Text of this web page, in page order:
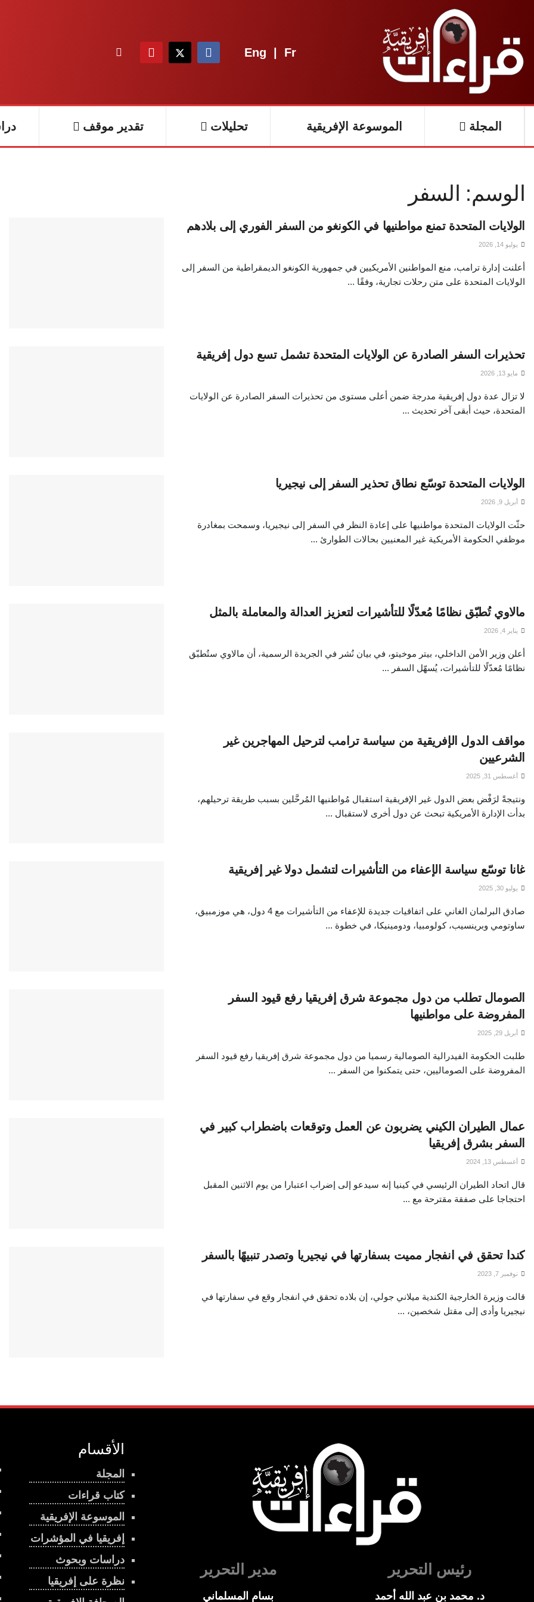
Eng | Fr
المجلة الموسوعة الإفريقية تحليلات تقدير موقف
الوسم: السفر
الولايات المتحدة تمنع مواطنيها في الكونغو من السفر الفوري إلى بلادهم
يوليو 14, 2026
أعلنت إدارة ترامب، منع المواطنين الأمريكيين في جمهورية الكونغو الديمقراطية من السفر إلى
الولايات المتحدة على متن رحلات تجارية، وفقًا ...
تحذيرات السفر الصادرة عن الولايات المتحدة تشمل تسع دول إفريقية
مايو 13, 2026
لا تزال عدة دول إفريقية مدرجة ضمن أعلى مستوى من تحذيرات السفر الصادرة عن الولايات
المتحدة، حيث أبقى آخر تحديث ...
الولايات المتحدة توسّع نطاق تحذير السفر إلى نيجيريا
أبريل 9, 2026
حثّت الولايات المتحدة مواطنيها على إعادة النظر في السفر إلى نيجيريا، وسمحت بمغادرة
موظفي الحكومة الأمريكية غير المعنيين بحالات الطوارئ ...
مالاوي تُطبّق نظامًا مُعدّلًا للتأشيرات لتعزيز العدالة والمعاملة بالمثل
يناير 4, 2026
أعلن وزير الأمن الداخلي، بيتر موخيتو، في بيان نُشر في الجريدة الرسمية، أن مالاوي ستُطبّق
نظامًا مُعدّلًا للتأشيرات، يُسهّل السفر ...
مواقف الدول الإفريقية من سياسة ترامب لترحيل المهاجرين غير
الشرعيين
أغسطس 31, 2025
ونتيجةً لرَفْض بعض الدول غير الإفريقية استقبال مُواطنيها المُرحَّلين بسبب طريقة ترحيلهم،
بدأت الإدارة الأمريكية تبحث عن دول أخرى لاستقبال ...
غانا توسّع سياسة الإعفاء من التأشيرات لتشمل دولا غير إفريقية
يوليو 30, 2025
صادق البرلمان الغاني على اتفاقيات جديدة للإعفاء من التأشيرات مع 4 دول، هي موزمبيق،
ساوتومي وبرينسيب، كولومبيا، ودومينيكا، في خطوة ...
الصومال تطلب من دول مجموعة شرق إفريقيا رفع قيود السفر
المفروضة على مواطنيها
أبريل 29, 2025
طلبت الحكومة الفيدرالية الصومالية رسميا من دول مجموعة شرق إفريقيا رفع قيود السفر
المفروضة على الصوماليين، حتى يتمكنوا من السفر ...
عمال الطيران الكيني يضربون عن العمل وتوقعات باضطراب كبير في
السفر بشرق إفريقيا
أغسطس 13, 2024
قال اتحاد الطيران الرئيسي في كينيا إنه سيدعو إلى إضراب اعتبارا من يوم الاثنين المقبل
احتجاجا على صفقة مقترحة مع ...
كندا تحقق في انفجار مميت بسفارتها في نيجيريا وتصدر تنبيهًا بالسفر
نوفمبر 7, 2023
قالت وزيرة الخارجية الكندية ميلاني جولي، إن بلاده تحقق في انفجار وقع في سفارتها في
نيجيريا وأدى إلى مقتل شخصين، ...
الأقسام
المجلة
كتاب قراءات
الموسوعة الإفريقية
إفريقيا في المؤشرات
دراسات وبحوث
نظرة على إفريقيا
رئيس التحرير
د. محمد بن عبد الله أحمد
مدير التحرير
بسام المسلماني